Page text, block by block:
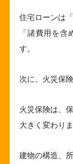
住宅ローンは
「諸費用を
す。
次に、火災保
火災保険は、
大きく変わりま
建物の構造、